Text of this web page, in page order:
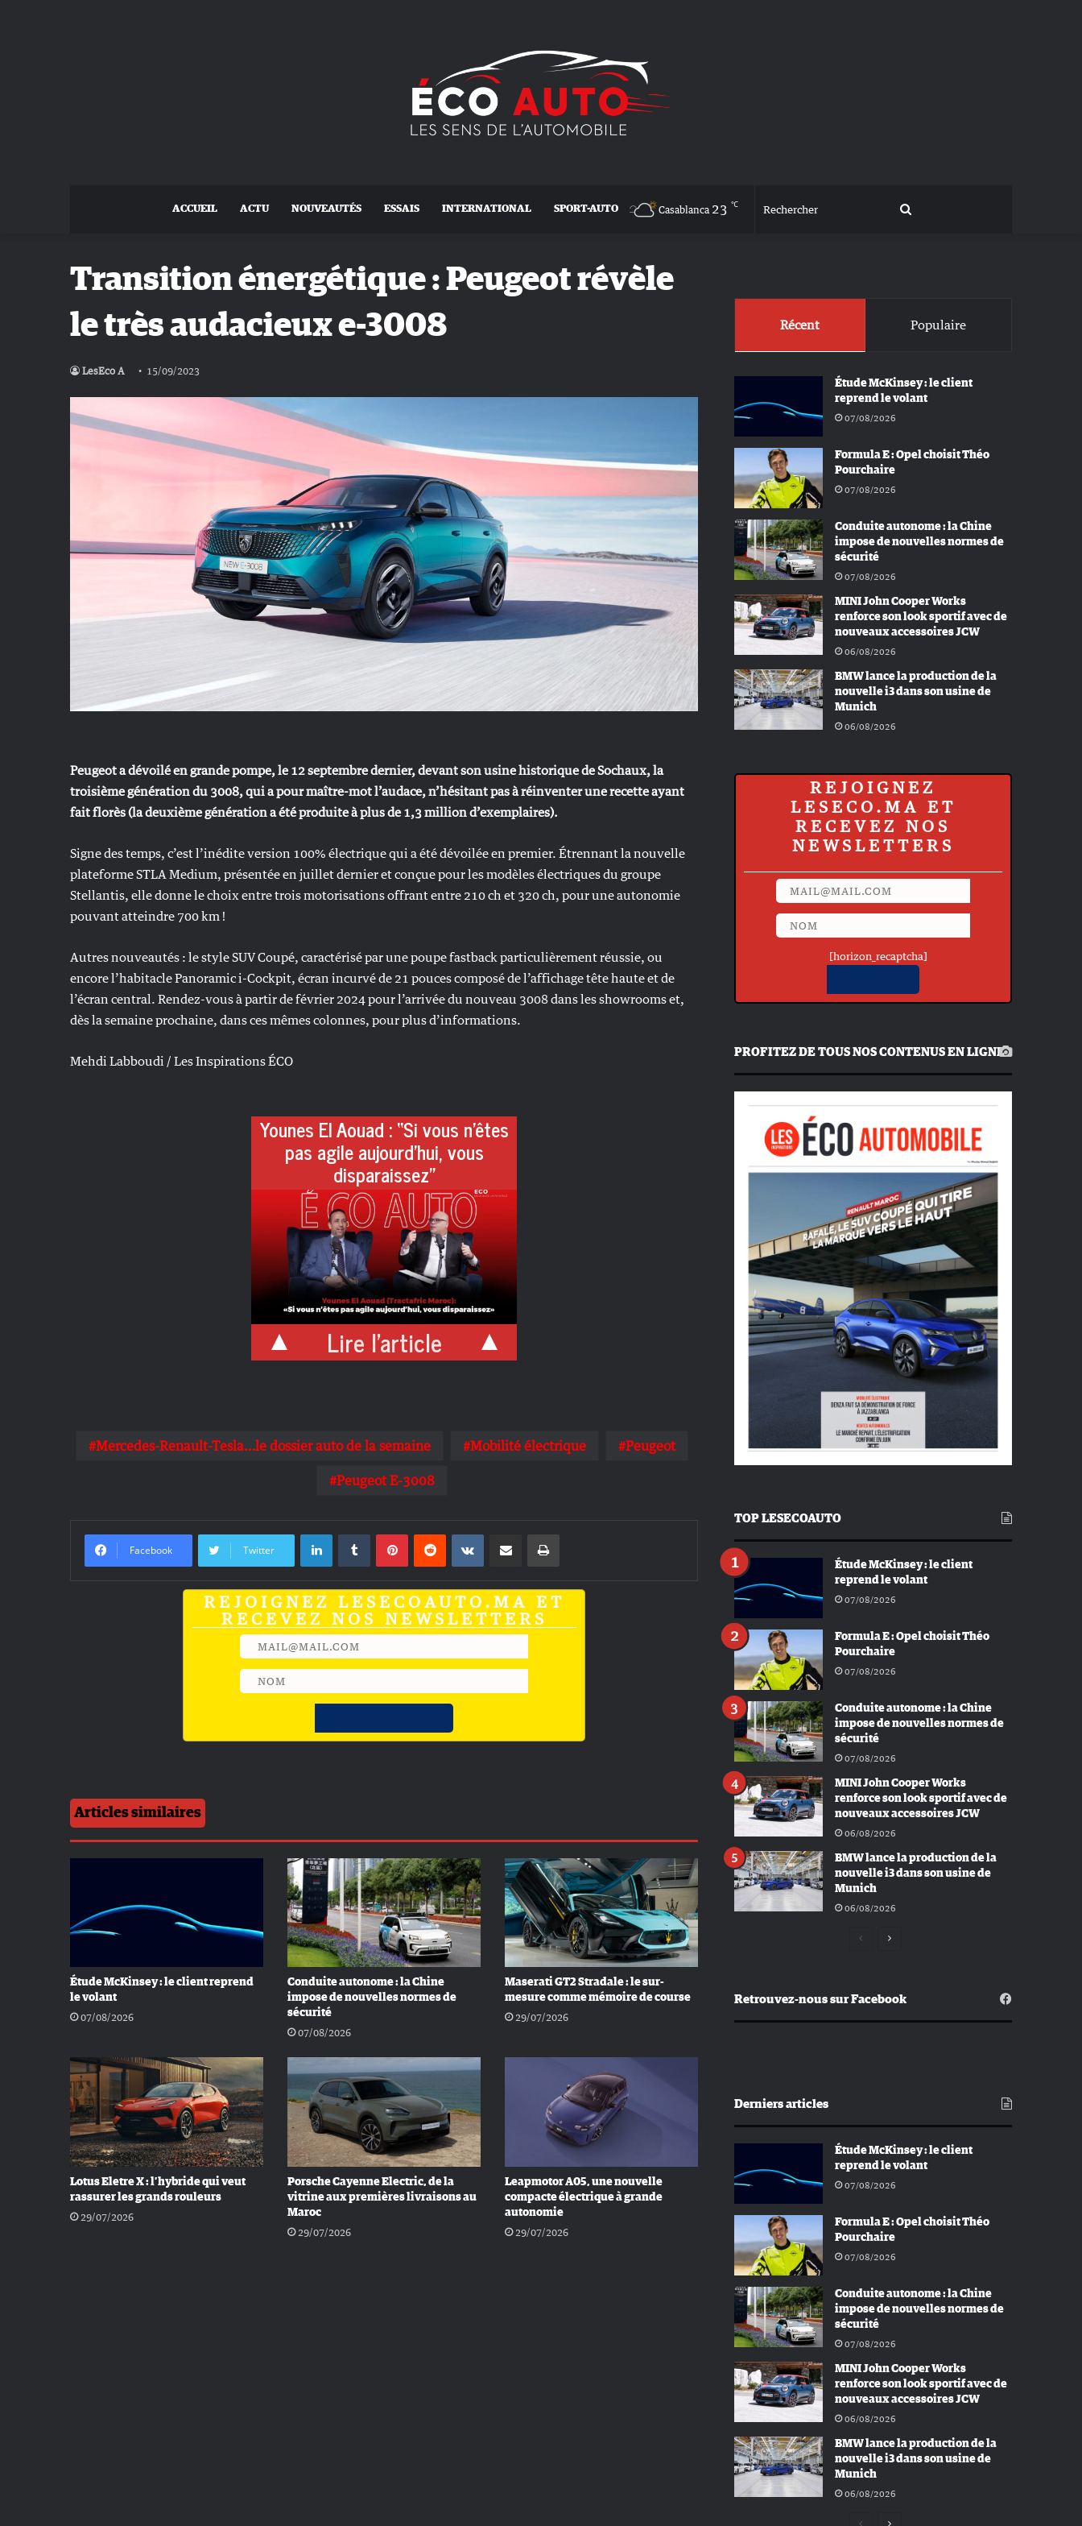
ACCUEIL ACTU NOUVEAUTÉS ESSAIS INTERNATIONAL SPORT-AUTO Rechercher
Casablanca 23 ℃
Transition énergétique : Peugeot révèle
le très audacieux e-3008
LesEco A 15/09/2023
Peugeot a dévoilé en grande pompe, le 12 septembre dernier, devant son usine historique de Sochaux, la
troisième génération du 3008, qui a pour maître-mot l’audace, n’hésitant pas à réinventer une recette ayant
fait florès (la deuxième génération a été produite à plus de 1,3 million d’exemplaires).
Signe des temps, c’est l’inédite version 100% électrique qui a été dévoilée en premier. Étrennant la nouvelle
plateforme STLA Medium, présentée en juillet dernier et conçue pour les modèles électriques du groupe
Stellantis, elle donne le choix entre trois motorisations offrant entre 210 ch et 320 ch, pour une autonomie
pouvant atteindre 700 km !
Autres nouveautés : le style SUV Coupé, caractérisé par une poupe fastback particulièrement réussie, ou
encore l’habitacle Panoramic i-Cockpit, écran incurvé de 21 pouces composé de l’affichage tête haute et de
l’écran central. Rendez-vous à partir de février 2024 pour l’arrivée du nouveau 3008 dans les showrooms et,
dès la semaine prochaine, dans ces mêmes colonnes, pour plus d’informations.
Mehdi Labboudi / Les Inspirations ÉCO
Younes El Aouad : “Si vous n’êtes
pas agile aujourd’hui, vous
disparaissez”
Lire l'article
Mercedes-Renault-Tesla…le dossier auto de la semaine Mobilité électrique Peugeot
Peugeot E-3008
Facebook Twitter
LinkedinTumblrPinterestReddit VKontaktePartager par email Imprimer
REJOIGNEZ LESECOAUTO.MA ET
RECEVEZ NOS NEWSLETTERS
Articles similaires
Étude McKinsey : le client reprend
le volant
07/08/2026
Conduite autonome : la Chine
impose de nouvelles normes de
sécurité
07/08/2026
Maserati GT2 Stradale : le sur-
mesure comme mémoire de course
29/07/2026
Lotus Eletre X : l’hybride qui veut
rassurer les grands rouleurs
29/07/2026
Porsche Cayenne Electric, de la
vitrine aux premières livraisons au
Maroc
29/07/2026
Leapmotor A05, une nouvelle
compacte électrique à grande
autonomie
29/07/2026
Récent Populaire
Étude McKinsey : le client
reprend le volant
07/08/2026
Formula E : Opel choisit Théo
Pourchaire
07/08/2026
Conduite autonome : la Chine
impose de nouvelles normes de
sécurité
07/08/2026
MINI John Cooper Works
renforce son look sportif avec de
nouveaux accessoires JCW
06/08/2026
BMW lance la production de la
nouvelle i3 dans son usine de
Munich
06/08/2026
REJOIGNEZ
LESECO.MA ET
RECEVEZ NOS
NEWSLETTERS
[horizon_recaptcha]
PROFITEZ DE TOUS NOS CONTENUS EN LIGNE
TOP LESECOAUTO
Étude McKinsey : le client
reprend le volant
07/08/2026
Formula E : Opel choisit Théo
Pourchaire
07/08/2026
Conduite autonome : la Chine
impose de nouvelles normes de
sécurité
07/08/2026
MINI John Cooper Works
renforce son look sportif avec de
nouveaux accessoires JCW
06/08/2026
BMW lance la production de la
nouvelle i3 dans son usine de
Munich
06/08/2026
Page
Retrouvez-nous sur Facebook
Derniers articles
Étude McKinsey : le client
reprend le volant
07/08/2026
Formula E : Opel choisit Théo
Pourchaire
07/08/2026
Conduite autonome : la Chine
impose de nouvelles normes de
sécurité
07/08/2026
MINI John Cooper Works
renforce son look sportif avec de
nouveaux accessoires JCW
06/08/2026
BMW lance la production de la
nouvelle i3 dans son usine de
Munich
06/08/2026
Page